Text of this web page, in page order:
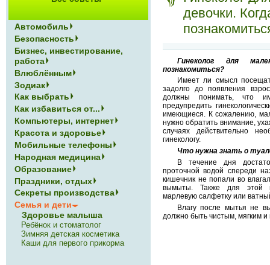
девочки.
Гинеколог для
познакомиться?
Имеет ли смысл
задолго до появления
должны понимать, что
предупредить
имеющиеся. К сожалению,
нужно обратить внимание,
случаях действительно
гинекологу.
Что нужна знать о
В течение дня
проточной водой спереди
кишечник не попали во
вымыты. Также для этой
марлевую салфетку или
Влагу после мытья не
должно быть чистым, мягким
Автомобиль
Безопасность
Бизнес, инвестирование,
работа
Влюблённым
Зодиак
Как выбрать
Как избавиться от...
Компьютеры, интернет
Красота и здоровье
Мобильные телефоны
Народная медицина
Образование
Праздники, отдых
Секреты производства
Семья и дети
Здоровье малыша
Ребёнок и стоматолог
Зимняя детская косметика
Каши для первого прикорма